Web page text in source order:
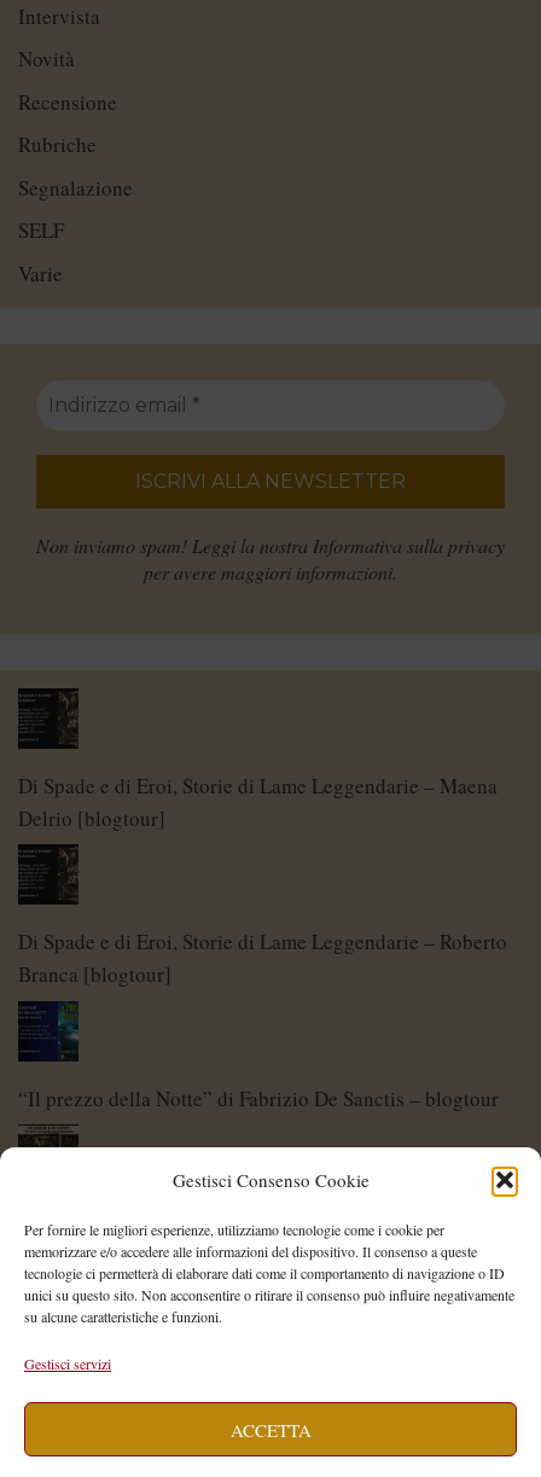
Gestisci Consenso Cookie
Per fornire le migliori esperienze, utilizziamo tecnologie come i cookie per
memorizzare e/o accedere alle informazioni del dispositivo. Il consenso a queste
tecnologie ci permetterà di elaborare dati come il comportamento di navigazione o ID
unici su questo sito. Non acconsentire o ritirare il consenso può influire negativamente
su alcune caratteristiche e funzioni.
Gestisci servizi
ACCETTA
Intervista
Novità
Recensione
Rubriche
Segnalazione
SELF
Varie
Non inviamo spam! Leggi la nostra Informativa sulla privacy
per avere maggiori informazioni.
Di Spade e di Eroi, Storie di Lame Leggendarie – Maena
Delrio [blogtour]
Di Spade e di Eroi, Storie di Lame Leggendarie – Roberto
Branca [blogtour]
“Il prezzo della Notte” di Fabrizio De Sanctis – blogtour
Di Spade e di Eroi – Storie di Lame Leggendarie